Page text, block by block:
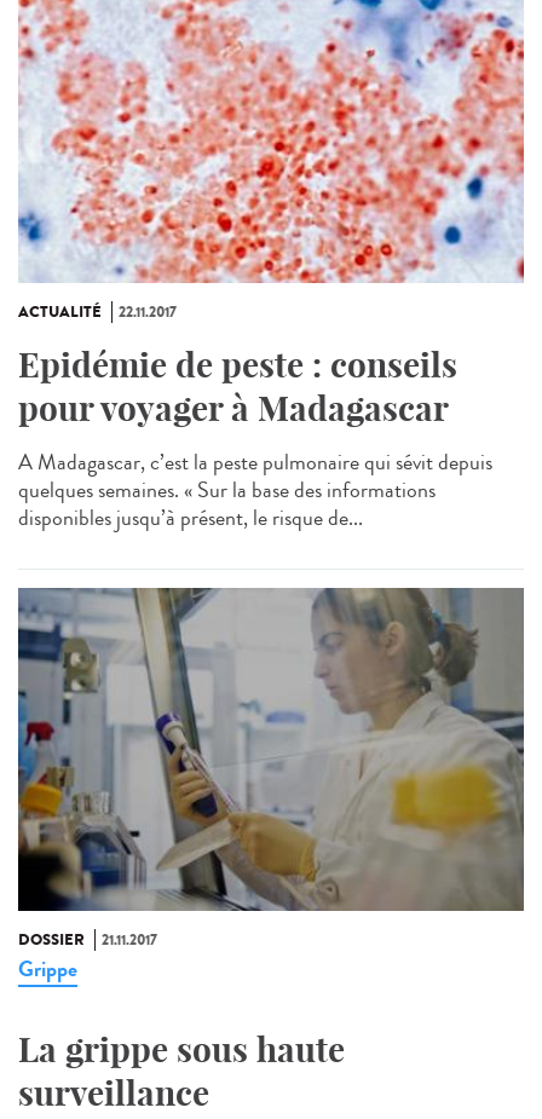
ACTUALITÉ 22.11.2017
Epidémie de peste : conseils
pour voyager à Madagascar
A Madagascar, c’est la peste pulmonaire qui sévit depuis
quelques semaines. « Sur la base des informations
disponibles jusqu’à présent, le risque de...
DOSSIER 21.11.2017
Grippe
La grippe sous haute
surveillance